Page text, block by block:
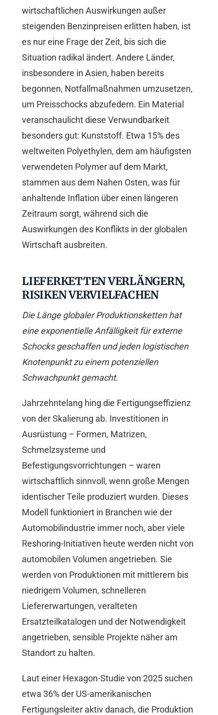
wirtschaftlichen Auswirkungen außer
steigenden Benzinpreisen erlitten haben, ist
es nur eine Frage der Zeit, bis sich die
Situation radikal ändert. Andere Länder,
insbesondere in Asien, haben bereits
begonnen, Notfallmaßnahmen umzusetzen,
um Preisschocks abzufedern. Ein Material
veranschaulicht diese Verwundbarkeit
besonders gut: Kunststoff. Etwa 15% des
weltweiten Polyethylen, dem am häufigsten
verwendeten Polymer auf dem Markt,
stammen aus dem Nahen Osten, was für
anhaltende Inflation über einen längeren
Zeitraum sorgt, während sich die
Auswirkungen des Konflikts in der globalen
Wirtschaft ausbreiten.
LIEFERKETTEN VERLÄNGERN,
RISIKEN VERVIELFACHEN
Die Länge globaler Produktionsketten hat
eine exponentielle Anfälligkeit für externe
Schocks geschaffen und jeden logistischen
Knotenpunkt zu einem potenziellen
Schwachpunkt gemacht.
Jahrzehntelang hing die Fertigungseffizienz
von der Skalierung ab. Investitionen in
Ausrüstung – Formen, Matrizen,
Schmelzsysteme und
Befestigungsvorrichtungen – waren
wirtschaftlich sinnvoll, wenn große Mengen
identischer Teile produziert wurden. Dieses
Modell funktioniert in Branchen wie der
Automobilindustrie immer noch, aber viele
Reshoring-Initiativen heute werden nicht von
automobilen Volumen angetrieben. Sie
werden von Produktionen mit mittlerem bis
niedrigem Volumen, schnelleren
Liefererwartungen, veralteten
Ersatzteilkatalogen und der Notwendigkeit
angetrieben, sensible Projekte näher am
Standort zu halten.
Laut einer Hexagon-Studie von 2025 suchen
etwa 36% der US-amerikanischen
Fertigungsleiter aktiv danach, die Produktion